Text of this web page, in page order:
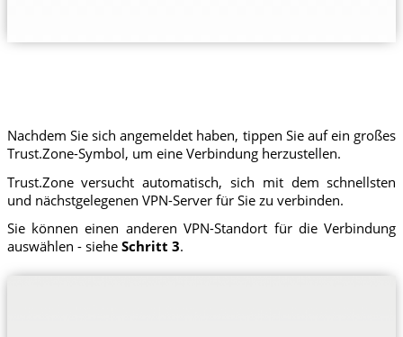
Nachdem Sie sich angemeldet haben, tippen Sie auf ein großes
Trust.Zone-Symbol, um eine Verbindung herzustellen.
Trust.Zone versucht automatisch, sich mit dem schnellsten
und nächstgelegenen VPN-Server für Sie zu verbinden.
Sie können einen anderen VPN-Standort für die Verbindung
auswählen - siehe Schritt 3.